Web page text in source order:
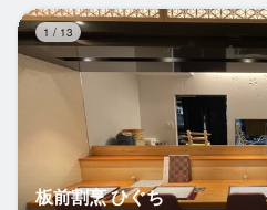
1 / 13
板前割烹 ひぐち